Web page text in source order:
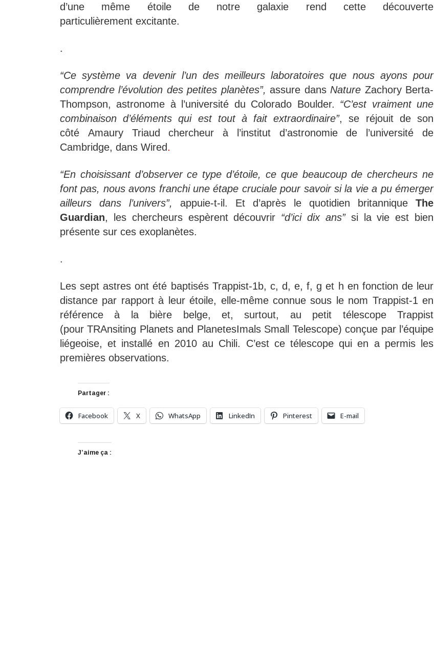
d’une même étoile de notre galaxie rend cette découverte
particulièrement excitante.
.
“Ce système va devenir l’un des meilleurs laboratoires que nous ayons pour
comprendre l’évolution des petites planètes”,assure dans Nature Zachory Berta-
Thompson, astronome à l’université du Colorado Boulder. “C’est vraiment une
combinaison d’éléments qui est tout à fait extraordinaire”, se réjouit de son
côté Amaury Triaud chercheur à l’institut d’astronomie de l’université de
Cambridge, dans Wired.
“En choisissant d’observer ce type d’étoile, ce que beaucoup de chercheurs ne
font pas, nous avons franchi une étape cruciale pour savoir si la vie a pu émerger
ailleurs dans l’univers”, appuie-t-il. Et d’après le quotidien britannique The
Guardian, les chercheurs espèrent découvrir “d’ici dix ans”si la vie est bien
présente sur ces exoplanètes.
.
Les sept astres ont été baptisés Trappist-1b, c, d, e, f, g et h en fonction de leur
distance par rapport à leur étoile, elle-même connue sous le nom Trappist-1 en
référence à la bière belge, et, surtout, au petit télescope Trappist
(pourTRAnsiting Planets and PlanetesImals Small Telescope) conçue par l’équipe
liégeoise, et installé en 2010 au Chili. C’est ce télescope qui en a permis les
premières observations.
Partager :
Facebook X WhatsApp LinkedIn Pinterest E-mail
J’aime ça :